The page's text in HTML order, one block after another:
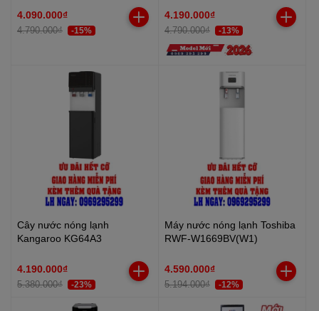
4.090.000₫
4.790.000₫ -15%
4.190.000₫
4.790.000₫ -13%
Cây nước nóng lạnh
Kangaroo KG64A3
4.190.000₫
5.380.000₫ -23%
Máy nước nóng lạnh Toshiba
RWF-W1669BV(W1)
4.590.000₫
5.194.000₫ -12%